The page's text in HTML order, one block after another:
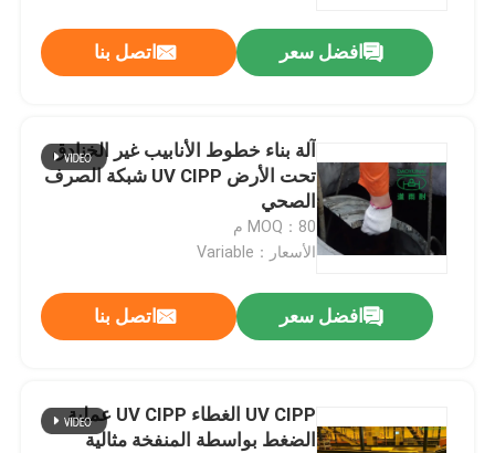
افضل سعر اتصل بنا
آلة بناء خطوط الأنابيب غير الخنادق
تحت الأرض UV CIPP شبكة الصرف
الصحي
MOQ：80 م
الأسعار：Variable
افضل سعر اتصل بنا
UV CIPP الغطاء UV CIPP عملية
الضغط بواسطة المنفخة مثالية